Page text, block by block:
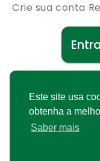
Este site usa
obtenha a
Saber mais
Crie sua conta